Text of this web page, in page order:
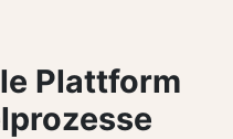
Plattform